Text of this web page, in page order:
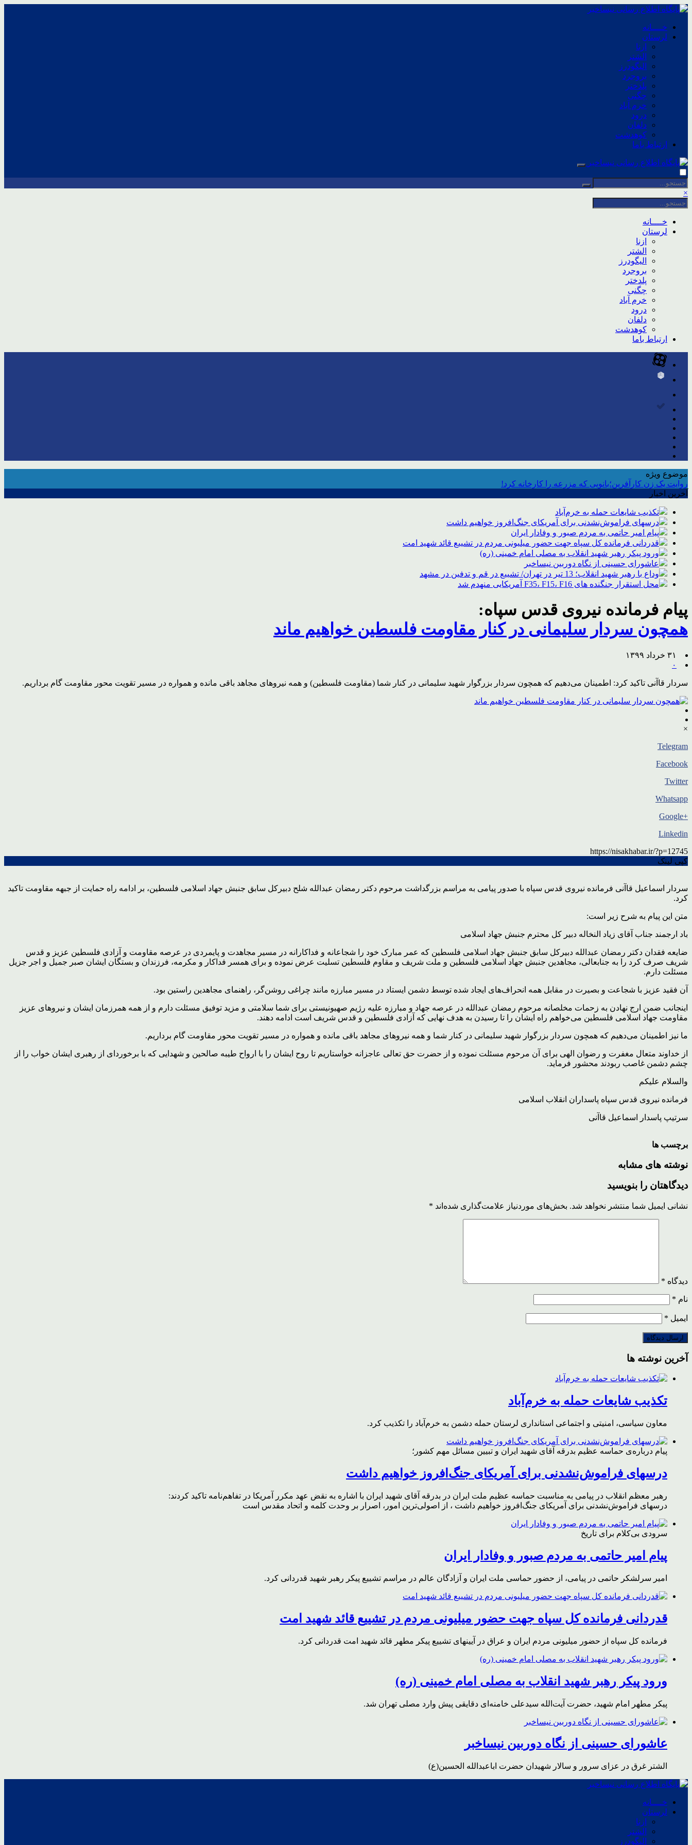
خــــانه
لرستان
ازنا
الشتر
الیگودرز
بروجرد
پلدختر
چگنی
خرم آباد
درود
دلفان
کوهدشت
ارتباط باما
×
خــــانه
لرستان
ازنا
الشتر
الیگودرز
بروجرد
پلدختر
چگنی
خرم آباد
درود
دلفان
کوهدشت
ارتباط باما
موضوع ویژه
روایت یک زن کارآفرین؛بانویی که مزرعه را کارخانه کرد!
آخرین اخبار
تکذیب شایعات حمله به خرم‌آباد
درسهای فراموش‌نشدنی برای آمریکای جنگ‌افروز خواهیم داشت
پیام امیر حاتمی به مردم صبور و وفادار ایران
قدردانی فرمانده کل سپاه جهت حضور میلیونی مردم در تشییع قائد شهید امت
ورود پیکر رهبر شهید انقلاب به مصلی امام خمینی (ره)
عاشورای حسینی از نگاه دوربین نیساخبر
وداع با رهبر شهید انقلاب؛ 13 تیر در تهران/ تشییع در قم و تدفین در مشهد
محل استقرار جنگنده های F35، F15، F16 آمریکایی منهدم شد
پیام فرمانده نیروی قدس سپاه:
همچون سردار سلیمانی در کنار مقاومت فلسطین خواهیم ماند
۳۱ خرداد ۱۳۹۹
۰
سردار قاآنی تاکید کرد: اطمینان می‌دهیم که همچون سردار بزرگوار شهید سلیمانی در کنار شما (مقاومت فلسطین) و همه نیروهای مجاهد باقی مانده و همواره در مسیر تقویت محور مقاومت گام برداریم.
×
Telegram
Facebook
Twitter
Whatsapp
+Google
Linkedin
https://nisakhabar.ir/?p=12745
کپی لینک
سردار اسماعیل قاآنی فرمانده نیروی قدس سپاه با صدور پیامی به مراسم بزرگداشت مرحوم دکتر رمضان عبدالله شلح دبیرکل سابق جنبش جهاد اسلامی فلسطین، بر ادامه راه حمایت از جبهه مقاومت تاکید
کرد.
متن این پیام به شرح زیر است:
باد ارجمند جناب آقای زیاد النخاله دبیر کل محترم جنبش جهاد اسلامی
ضایعه فقدان دکتر رمضان عبدالله دبیرکل سابق جنبش جهاد اسلامی فلسطین که عمر مبارک خود را شجاعانه و فداکارانه در مسیر مجاهدت و پایمردی در عرصه مقاومت و آزادی فلسطین عزیز و قدس
شریف صرف کرد را به جنابعالی، مجاهدین جنبش جهاد اسلامی فلسطین و ملت شریف و مقاوم فلسطین تسلیت عرض نموده و برای همسر فداکار و مکرمه، فرزندان و بستگان ایشان صبر جمیل و اجر جزیل
مسئلت دارم.
آن فقید عزیز با شجاعت و بصیرت در مقابل همه انحراف‌های ایجاد شده توسط دشمن ایستاد در مسیر مبارزه مانند چراغی روشن‌گر، راهنمای مجاهدین راستین بود.
اینجانب ضمن ارج نهادن به زحمات مخلصانه مرحوم رمضان عبدالله در عرصه جهاد و مبارزه علیه رژیم صهیونیستی برای شما سلامتی و مزید توفیق مسئلت دارم و از همه همرزمان ایشان و نیروهای عزیز
مقاومت جهاد اسلامی فلسطین می‌خواهم راه ایشان را تا رسیدن به هدف نهایی که آزادی فلسطین و قدس شریف است ادامه دهند.
ما نیز اطمینان می‌دهیم که همچون سردار بزرگوار شهید سلیمانی در کنار شما و همه نیروهای مجاهد باقی مانده و همواره در مسیر تقویت محور مقاومت گام برداریم.
از خداوند متعال مغفرت و رضوان الهی برای آن مرحوم مسئلت نموده و از حضرت حق تعالی عاجزانه خواستاریم تا روح ایشان را با ارواح طیبه صالحین و شهدایی که با برخوردای از رهبری ایشان خواب را از
چشم دشمن غاصب ربودند محشور فرماید.
والسلام علیکم
فرمانده نیروی قدس سپاه پاسداران انقلاب اسلامی
سرتیپ پاسدار اسماعیل قاآنی
برچسب ها
نوشته های مشابه
دیدگاهتان را بنویسید
نشانی ایمیل شما منتشر نخواهد شد. بخش‌های موردنیاز علامت‌گذاری شده‌اند *
دیدگاه *
نام *
ایمیل *
آخرین نوشته ها
تکذیب شایعات حمله به خرم‌آباد
معاون سیاسی، امنیتی و اجتماعی استانداری لرستان حمله دشمن به خرم‌آباد را تکذیب کرد.
پیام درباره‌ی حماسه عظیم بدرقه آقای شهید ایران و تبیین مسائل مهم کشور؛
درسهای فراموش‌نشدنی برای آمریکای جنگ‌افروز خواهیم داشت
رهبر معظم انقلاب در پیامی به مناسبت حماسه عظیم ملت ایران در بدرقه آقای شهید ایران با اشاره به نقض عهد مکرر آمریکا در تفاهم‌نامه تاکید کردند:
درسهای فراموش‌نشدنی برای آمریکای جنگ‌افروز خواهیم داشت ، از اصولی‌ترین امور، اصرار بر وحدت کلمه و اتحاد مقدس است
سرودی بی‌کلام برای تاریخ
پیام امیر حاتمی به مردم صبور و وفادار ایران
امیر سرلشکر حاتمی در پیامی، از حضور حماسی ملت ایران و آزادگان عالم در مراسم تشییع پیکر رهبر شهید قدردانی کرد.
قدردانی فرمانده کل سپاه جهت حضور میلیونی مردم در تشییع قائد شهید امت
فرمانده کل سپاه از حضور میلیونی مردم ایران و عراق در آیینهای تشییع پیکر مطهر قائد شهید امت قدردانی کرد.
ورود پیکر رهبر شهید انقلاب به مصلی امام خمینی (ره)
پیکر مطهر امام شهید،‌ حضرت آیت‌الله سیدعلی خامنه‌ای دقایقی پیش وارد مصلی تهران شد.
عاشورای حسینی از نگاه دوربین نیساخبر
الشتر غرق در عزای سرور و سالار شهیدان حضرت اباعبدالله الحسین(ع)
خــــانه
لرستان
ازنا
الشتر
الیگودرز